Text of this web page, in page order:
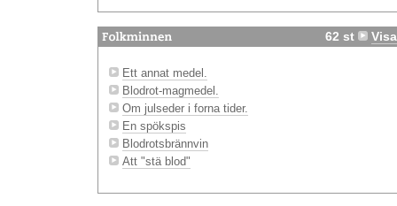
62 st
Ett annat medel.
Blodrot-magmedel.
Om julseder i forna tider.
En spökspis
Blodrotsbrännvin
Att "stä blod"